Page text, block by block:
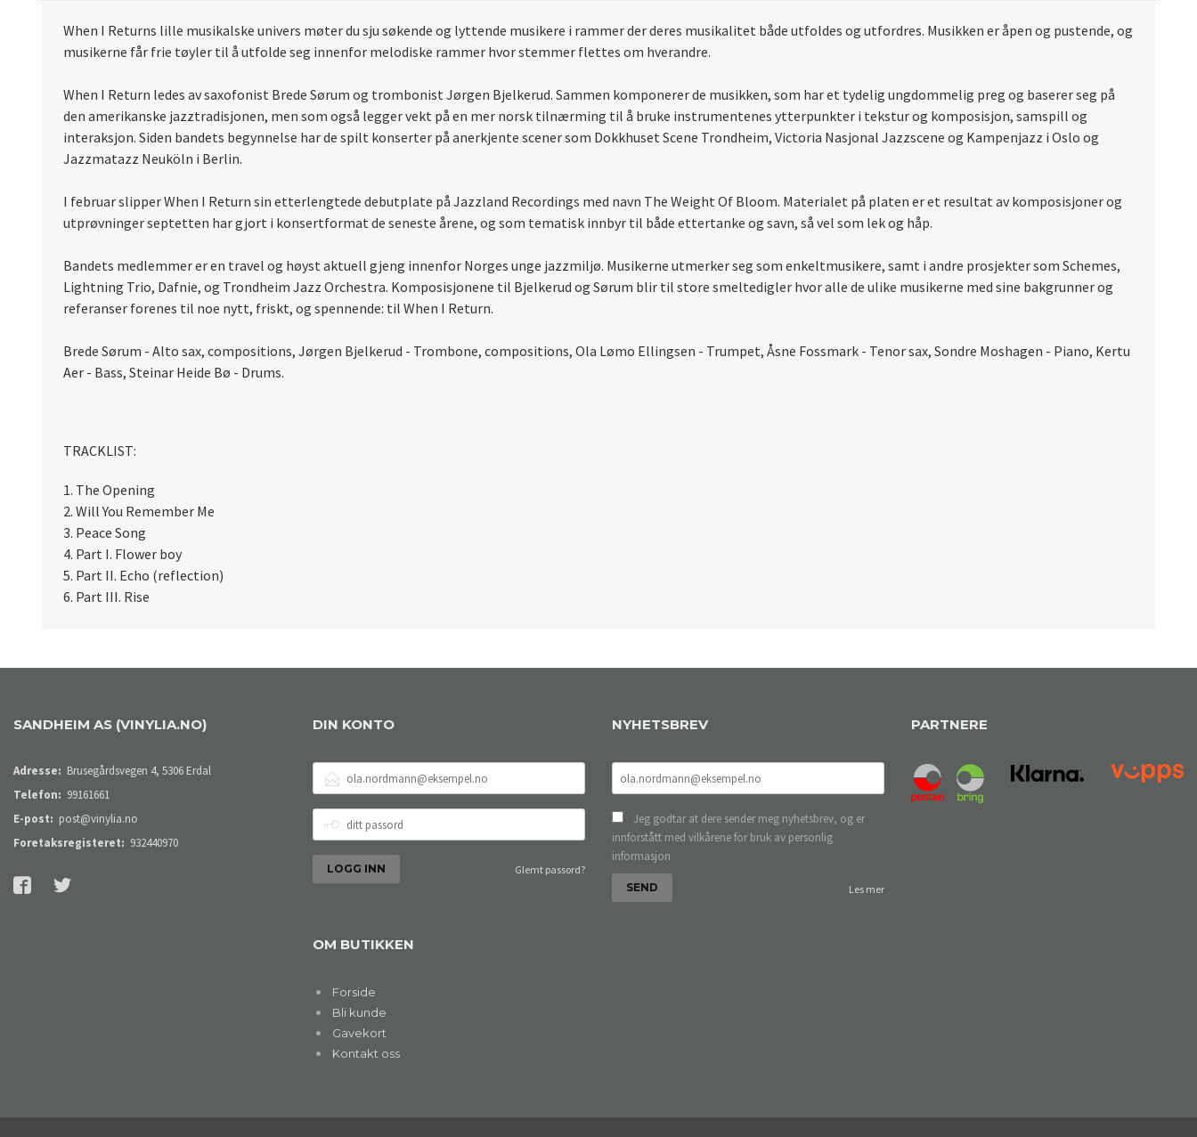
When I Returns lille musikalske univers møter du sju søkende og lyttende musikere i rammer der deres musikalitet både utfoldes og utfordres. Musikken er åpen og pustende, og
musikerne får frie tøyler til å utfolde seg innenfor melodiske rammer hvor stemmer flettes om hverandre.
When I Return ledes av saxofonist Brede Sørum og trombonist Jørgen Bjelkerud. Sammen komponerer de musikken, som har et tydelig ungdommelig preg og baserer seg på
den amerikanske jazztradisjonen, men som også legger vekt på en mer norsk tilnærming til å bruke instrumentenes ytterpunkter i tekstur og komposisjon, samspill og
interaksjon. Siden bandets begynnelse har de spilt konserter på anerkjente scener som Dokkhuset Scene Trondheim, Victoria Nasjonal Jazzscene og Kampenjazz i Oslo og
Jazzmatazz Neuköln i Berlin.
I februar slipper When I Return sin etterlengtede debutplate på Jazzland Recordings med navn The Weight Of Bloom. Materialet på platen er et resultat av komposisjoner og
utprøvninger septetten har gjort i konsertformat de seneste årene, og som tematisk innbyr til både ettertanke og savn, så vel som lek og håp.
Bandets medlemmer er en travel og høyst aktuell gjeng innenfor Norges unge jazzmiljø. Musikerne utmerker seg som enkeltmusikere, samt i andre prosjekter som Schemes,
Lightning Trio, Dafnie, og Trondheim Jazz Orchestra. Komposisjonene til Bjelkerud og Sørum blir til store smeltedigler hvor alle de ulike musikerne med sine bakgrunner og
referanser forenes til noe nytt, friskt, og spennende: til When I Return.
Brede Sørum - Alto sax, compositions, Jørgen Bjelkerud - Trombone, compositions, Ola Lømo Ellingsen - Trumpet, Åsne Fossmark - Tenor sax, Sondre Moshagen - Piano, Kertu
Aer - Bass, Steinar Heide Bø - Drums.
TRACKLIST:
1. The Opening
2. Will You Remember Me
3. Peace Song
4. Part I. Flower boy
5. Part II. Echo (reflection)
6. Part III. Rise
SANDHEIM AS (VINYLIA.NO)
Adresse: Brusegårdsvegen 4, 5306 Erdal
Telefon: 99161661
E-post: post@vinylia.no
Foretaksregisteret: 932440970
DIN KONTO
POSTADRESSE
PASSORD
Glemt passord?
OM BUTIKKEN
Forside
Bli kunde
Gavekort
Kontakt oss
NYHETSBREV
Jeg godtar at dere sender meg nyhetsbrev, og er
innforstått med vilkårene for bruk av personlig
informasjon
Les mer
PARTNERE